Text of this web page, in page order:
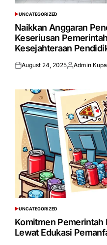
POSTED
IN
UNCATEGORIZED
Naikkan Anggaran
Keseriusan
Kesejahteraan
Posted
August 24, 2025Posted
Admin
POSTED
IN
UNCATEGORIZED
Komitmen Pemerintah
Lewat Edukasi